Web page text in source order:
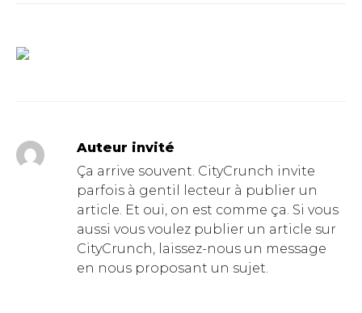
Auteur invité
Ça arrive souvent. CityCrunch invite
parfois à gentil lecteur à publier un
article. Et oui, on est comme ça. Si vous
aussi vous voulez publier un article sur
CityCrunch, laissez-nous un message
en nous proposant un sujet.